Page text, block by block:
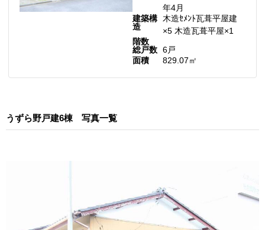
年4月
建築構
造
木造ｾﾒﾝﾄ瓦葺平屋建
×5 木造瓦葺平屋×1
階数
総戸数 6戸
面積
829.07㎡
うずら野戸建6棟 写真一覧